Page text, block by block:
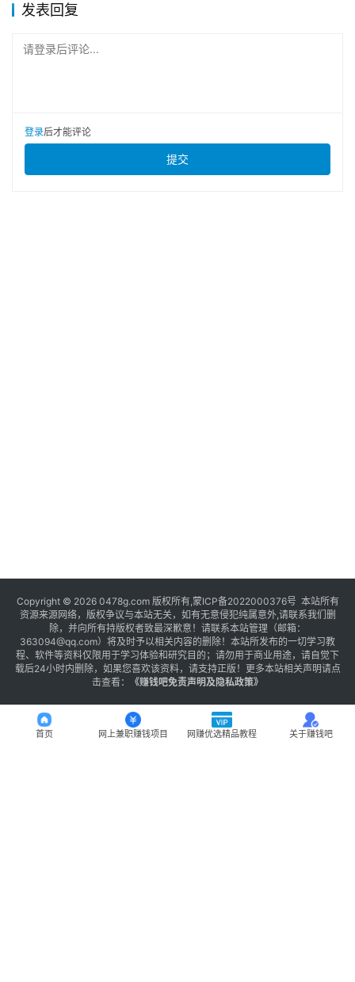
发表回复
请登录后评论...
登录后才能评论
提交
Copyright © 2026 0478g.com 版权所有,蒙ICP备2022000376号 本站所有
资源来源网络，版权争议与本站无关，如有无意侵犯纯属意外,请联系我们删
除，并向所有持版权者致最深歉意！请联系本站管理（邮箱：
363094@qq.com）将及时予以相关内容的删除！本站所发布的一切学习教
程、软件等资料仅限用于学习体验和研究目的；请勿用于商业用途，请自觉下
载后24小时内删除，如果您喜欢该资料，请支持正版！更多本站相关声明请点
击查看：
《赚钱吧免责声明及隐私政策》
首页 网上兼职赚钱项目 网赚优选精品教程 关于赚钱吧